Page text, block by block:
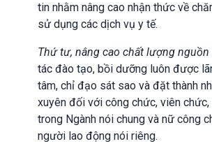
tin nhằm nâng cao nhận thức về
sử dụng các dịch vụ y tế.
Thứ tư, nâng cao chất lượng
tác đào tạo, bồi dưỡng luôn được
tâm, chỉ đạo sát sao và đặt thành
xuyên đối với công chức, viên
trong Ngành nói chung và nữ công
người lao động nói riêng.